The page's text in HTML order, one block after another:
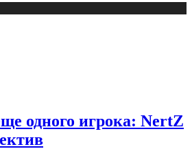
одного игрока: NertZ